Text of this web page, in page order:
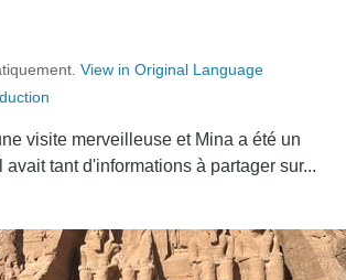
View in Original Language
visite merveilleuse et Mina a été un
tant d'informations à partager sur...